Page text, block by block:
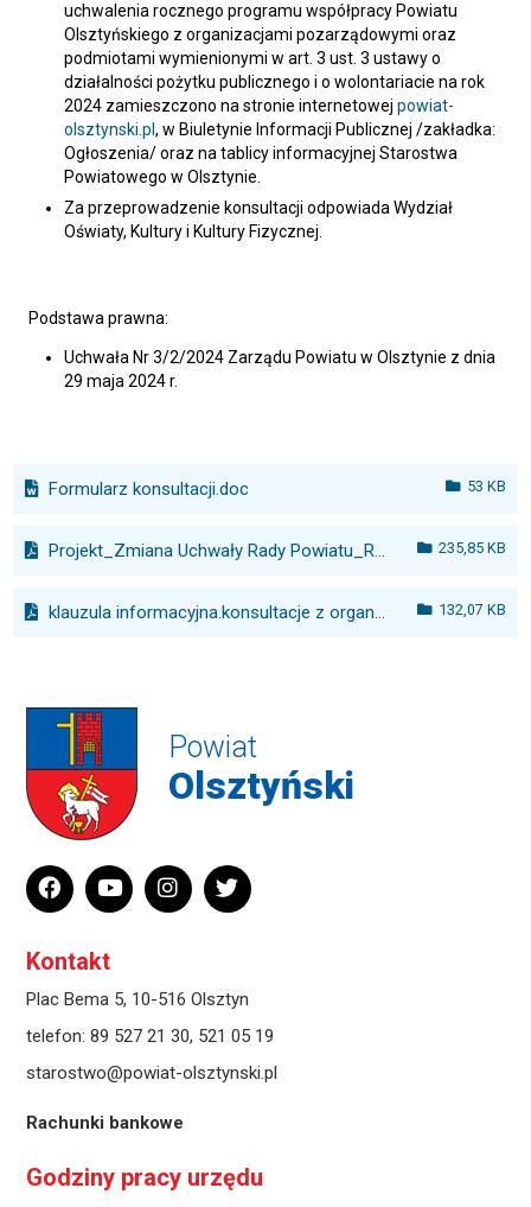
uchwalenia rocznego programu współpracy Powiatu
Olsztyńskiego z organizacjami pozarządowymi oraz
podmiotami wymienionymi w art. 3 ust. 3 ustawy o
działalności pożytku publicznego i o wolontariacie na rok
2024 zamieszczono na stronie internetowej powiat-
olsztynski.pl , w Biuletynie Informacji Publicznej /zakładka:
Ogłoszenia/ oraz na tablicy informacyjnej Starostwa
Powiatowego w Olsztynie.
Za przeprowadzenie konsultacji odpowiada Wydział
Oświaty, Kultury i Kultury Fizycznej.
Podstawa prawna:
Uchwała Nr 3/2/2024 Zarządu Powiatu w Olsztynie z dnia
29 maja 2024 r.
53 KB
Formularz konsultacji.doc
235,85 KB
Projekt_Zmiana Uchwały Rady Powiatu_Roczny program współpracy z NGO_2024.pdf
132,07 KB
klauzula informacyjna.konsultacje z organizacjami pozarządowymi.pdf
Powiat
Olsztyński
Kontakt
Plac Bema 5, 10-516 Olsztyn
telefon: 89 527 21 30, 521 05 19
starostwo@powiat-olsztynski.pl
Rachunki bankowe
Godziny pracy urzędu